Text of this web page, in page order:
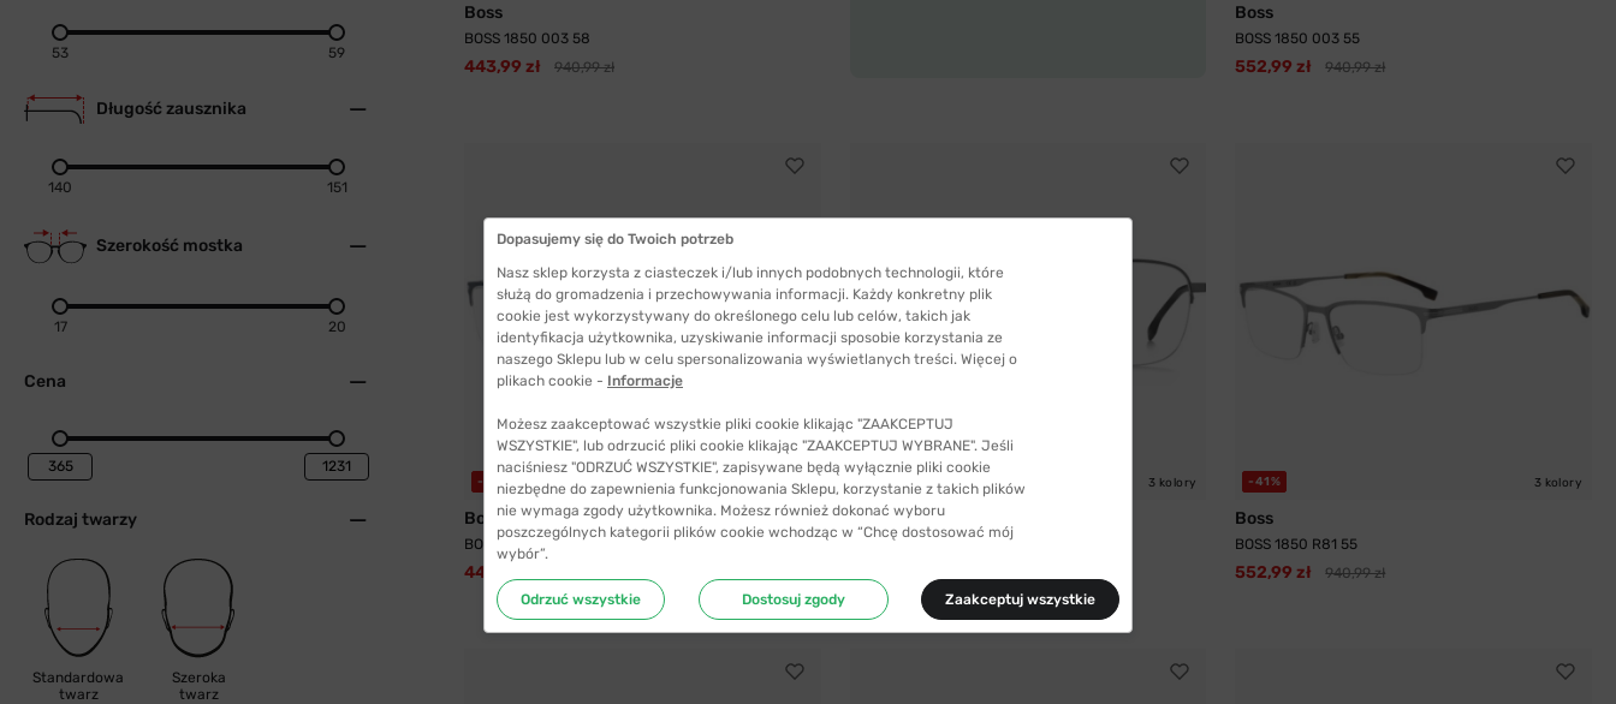
53 59
Długość zausznika
140 151
Szerokość mostka
17 20
Cena
Rodzaj twarzy
Standardowa
twarz
Szeroka
twarz
Boss
BOSS 1850 003 58
443,99 zł 940,99 zł
Boss
BOSS 1850 003 55
552,99 zł 940,99 zł
-52% 3 kolory
Boss
BOSS 1850 FLL 55
447,99 zł
-28% 3 kolory
Boss
BOSS 1872/F V81 53
-41% 3 kolory
Boss
BOSS 1850 R81 55
552,99 zł 940,99 zł
Dopasujemy się do Twoich potrzeb
Nasz sklep korzysta z ciasteczek i/lub innych podobnych technologii, które
służą do gromadzenia i przechowywania informacji. Każdy konkretny plik
cookie jest wykorzystywany do określonego celu lub celów, takich jak
identyfikacja użytkownika, uzyskiwanie informacji sposobie korzystania ze
naszego Sklepu lub w celu spersonalizowania wyświetlanych treści. Więcej o
plikach cookie - Informacje
Możesz zaakceptować wszystkie pliki cookie klikając "ZAAKCEPTUJ
WSZYSTKIE", lub odrzucić pliki cookie klikając "ZAAKCEPTUJ WYBRANE". Jeśli
naciśniesz "ODRZUĆ WSZYSTKIE", zapisywane będą wyłącznie pliki cookie
niezbędne do zapewnienia funkcjonowania Sklepu, korzystanie z takich plików
nie wymaga zgody użytkownika. Możesz również dokonać wyboru
poszczególnych kategorii plików cookie wchodząc w “Chcę dostosować mój
wybór”.
Odrzuć wszystkie Dostosuj zgody Zaakceptuj wszystkie